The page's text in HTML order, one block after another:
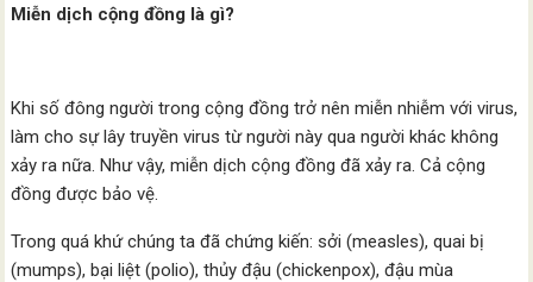
Miễn dịch cộng đồng là gì?
Khi số đông người trong cộng đồng trở nên miễn nhiễm với virus,
làm cho sự lây truyền virus từ người này qua người khác không
xảy ra nữa. Như vậy, miễn dịch cộng đồng đã xảy ra. Cả cộng
đồng được bảo vệ.
Trong quá khứ chúng ta đã chứng kiến: sởi (measles), quai bị
(mumps), bại liệt (polio), thủy đậu (chickenpox), đậu mùa